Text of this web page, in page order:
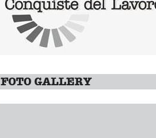
FOTO GALLERY